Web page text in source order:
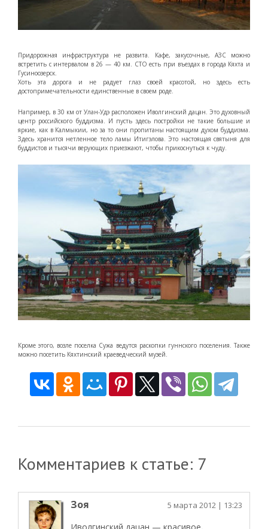
Придорожная инфраструктура не развита. Кафе, закусочные, АЗС можно
встретить с интервалом в 26 — 40 км. СТО есть при въездах в города Кяхта и
Гусиноозерск.
Хоть эта дорога и не радует глаз своей красотой, но здесь есть
достопримечательности единственные в своем роде.
Например, в 30 км от Улан-Удэ расположен Иволгинский дацан. Это духовный
центр российского буддизма. И пусть здесь постройки не такие большие и
яркие, как в Калмыкии, но за то они пропитаны настоящим духом буддизма.
Здесь хранится нетленное тело ламы Итигэлова. Это настоящая святыня для
буддистов и тысячи верующих приезжают, чтобы прикоснуться к чуду.
Кроме этого, возле поселка Сужа ведутся раскопки гуннского поселения. Также
можно посетить Кяхтинский краеведческий музей.
Комментариев к статье: 7
Зоя 5 марта 2012 | 13:23